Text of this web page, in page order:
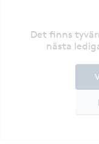
Det finns
nästa